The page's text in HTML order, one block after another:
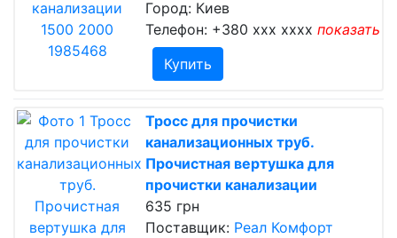
Город: Киев
Телефон: +380 xxx xxxx показать
Купить
Тросс для прочистки
канализационных труб.
Прочистная вертушка для
прочистки канализации
635 грн
Поставщик: Реал Комфорт